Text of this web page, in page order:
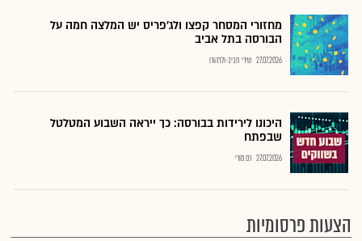
מחזורי המסחר קפצו ולג'פריס יש המלצה חמה על
הבורסה בתל אביב
27.07.2026 שירי חביב-ולדהורן
היכונו לירידות בבורסה: כך ייראה השבוע המטלטל
שבפתח
27.07.2026 רם מורי
הצעות פרסומיות